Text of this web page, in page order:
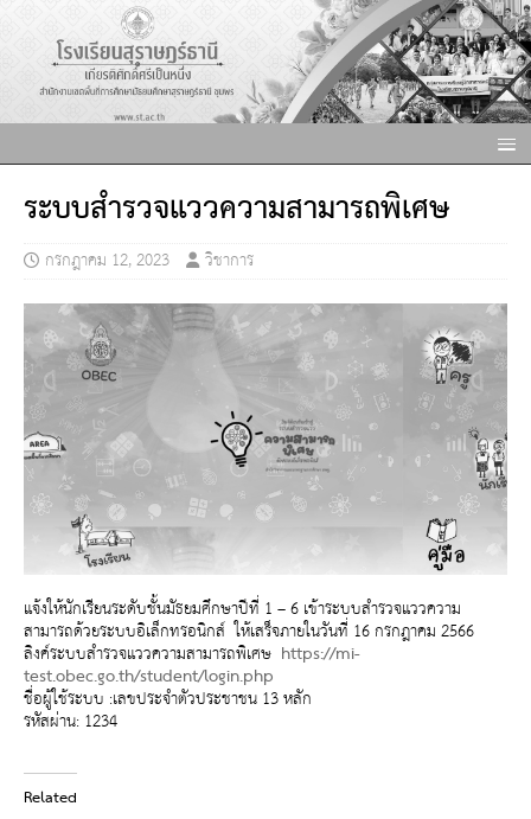
ระบบสำรวจแววความสามารถพิเศษ
กรกฎาคม 12, 2023 วิชาการ
แจ้งให้นักเรียนระดับชั้นมัธยมศึกษาปีที่ 1 – 6 เข้าระบบสำรวจแววความ
สามารถด้วยระบบอิเล็กทรอนิกส์ ให้เสร็จภายในวันที่ 16 กรกฎาคม 2566
ลิงค์ระบบสำรวจแววความสามารถพิเศษ https://mi-
test.obec.go.th/student/login.php
ชื่อผู้ใช้ระบบ :เลขประจำตัวประชาชน 13 หลัก
รหัสผ่าน: 1234
Related